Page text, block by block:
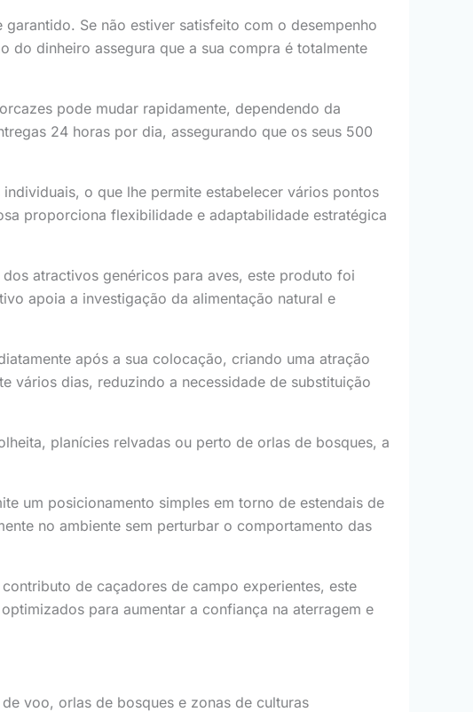
Se não estiver satisfeito com o desempenho
do dinheiro assegura que a sua compra é totalmente
pode mudar rapidamente, dependendo da
24 horas por dia, assegurando que os seus 500
o que lhe permite estabelecer vários pontos
proporciona flexibilidade e adaptabilidade estratégica
atractivos genéricos para aves, este produto foi
apoia a investigação da alimentação natural e
após a sua colocação, criando uma atração
vários dias, reduzindo a necessidade de substituição
planícies relvadas ou perto de orlas de bosques, a
um posicionamento simples em torno de estendais de
no ambiente sem perturbar o comportamento das
de caçadores de campo experientes, este
para aumentar a confiança na aterragem e
voo, orlas de bosques e zonas de culturas